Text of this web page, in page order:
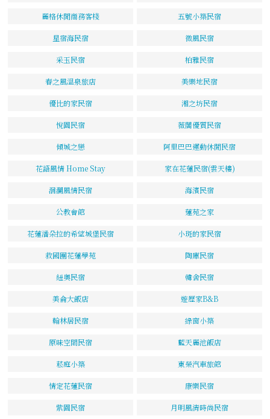
麗格休閒商務客棧 五號小築民宿
星宿海民宿 微風民宿
采玉民宿 柏雅民宿
春之風溫泉旅店 美樂地民宿
優比的家民宿 湘之坊民宿
悅園民宿 薇閣優質民宿
傾城之戀 阿里巴巴運動休閒民宿
花語風情 Home Stay 家在花蓮民宿(雲天樓)
洄瀾風情民宿 海濱民宿
公教會館 蓮苑之家
花蓮潘朵拉的希望城堡民宿 小斑的家民宿
救國團花蓮學苑 陶庫民宿
紐奧民宿 韓舍民宿
美侖大飯店 遊歷家B&B
翰林居民宿 綠窗小築
原味空間民宿 藍天麗池飯店
菘庭小築 東榮汽車旅館
情定花蓮民宿 康樂民宿
紫園民宿 月明風清時尚民宿